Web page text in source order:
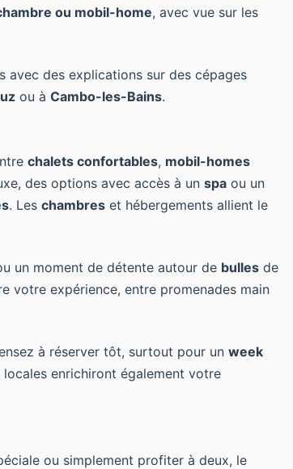
ou mobil-home, avec vue sur les
avec des explications sur des cépages
ou à Cambo-les-Bains.
chalets confortables, mobil-homes
des options avec accès à un spa ou un
. Les chambres et hébergements allient le
un moment de détente autour de bulles de
votre expérience, entre promenades main
à réserver tôt, surtout pour un week
enrichiront également votre
ou simplement profiter à deux, le